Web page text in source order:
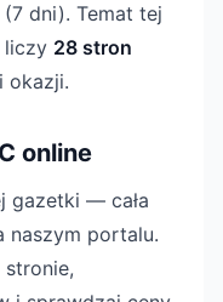
(7 dni). Temat tej
liczy 28 stron
okazji.
online
gazetki — cała
naszym portalu.